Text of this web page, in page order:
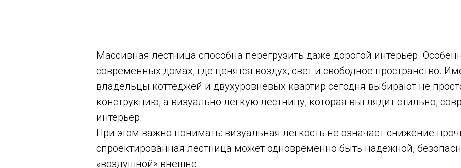
Массивная лестница способна перегрузить даже дорогой интерьер.
современных домах, где ценятся воздух, свет и свободное пространство.
владельцы коттеджей и двухуровневых квартир сегодня выбирают не
конструкцию, а визуально легкую лестницу, которая выглядит стильно,
интерьер.
При этом важно понимать: визуальная легкость не означает снижение
спроектированная лестница может одновременно быть надежной,
«воздушной» внешне.